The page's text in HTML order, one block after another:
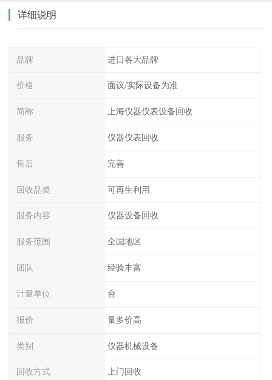
详细说明
品牌 进口各大品牌
价格 面议/实际设备为准
简称 上海仪器仪表设备回收
服务 仪器仪表回收
售后 完善
回收品类 可再生利用
服务内容 仪器设备回收
服务范围 全国地区
团队 经验丰富
计量单位 台
报价 量多价高
类别 仪器机械设备
回收方式 上门回收